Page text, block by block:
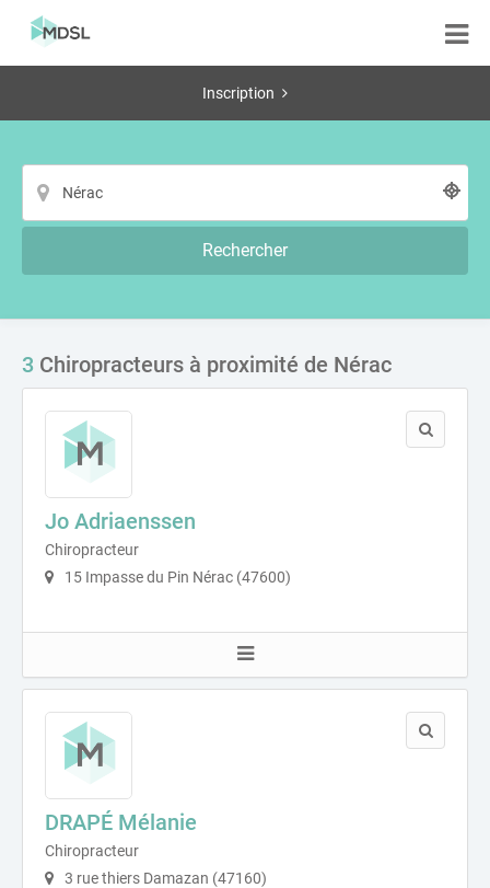
Inscription
Rechercher
3 Chiropracteurs à proximité de Nérac
Jo Adriaenssen
Chiropracteur
15 Impasse du Pin Nérac (47600)
DRAPÉ Mélanie
Chiropracteur
3 rue thiers Damazan (47160)